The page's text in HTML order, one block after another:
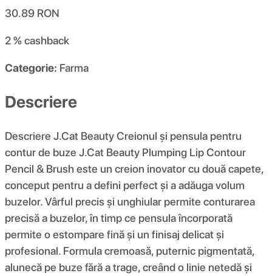
30.89 RON
2 %cashback
Categorie: Farma
Descriere
Descriere J.Cat Beauty Creionul și pensula pentru
contur de buze J.Cat Beauty Plumping Lip Contour
Pencil & Brush este un creion inovator cu două capete,
conceput pentru a defini perfect și a adăuga volum
buzelor. Vârful precis și unghiular permite conturarea
precisă a buzelor, în timp ce pensula încorporată
permite o estompare fină și un finisaj delicat și
profesional. Formula cremoasă, puternic pigmentată,
alunecă pe buze fără a trage, creând o linie netedă și